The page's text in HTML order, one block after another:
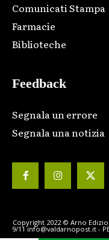
Comunicati Stampa
Farmacie
Biblioteche
Feedback
Segnala un errore
Segnala una notizia
Copyright 2022 © Arno
9/11 info@valdarnopost.it -